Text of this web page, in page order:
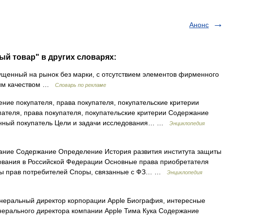
Анонс
товар" в других словарях:
на рынок без марки, с отсутствием элементов фирменного
качеством …
Словарь по рекламе
покупателя, права покупателя, покупательские критерии
права покупателя, покупательские критерии Содержание
покупатель Цели и задачи исследования… …
Энциклопедия
Содержание Определение История развития института защиты
в Российской Федерации Основные права приобретателя
прав потребителей Споры, связанные с ФЗ… …
Энциклопедия
директор корпорации Apple Биография, интересные
директора компании Apple Тима Кука Содержание